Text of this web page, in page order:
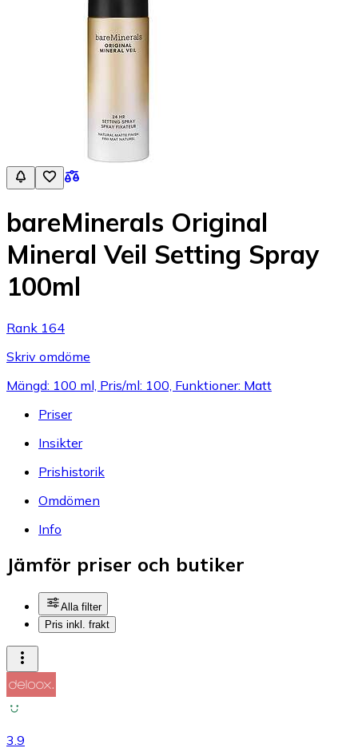
bareMinerals Original
Mineral Veil Setting Spray
100ml
Rank 164
Skriv omdöme
Mängd: 100 ml, Pris/ml: 100, Funktioner: Matt
Priser
Insikter
Prishistorik
Omdömen
Info
Jämför priser och butiker
Alla filter
Pris inkl. frakt
3.9